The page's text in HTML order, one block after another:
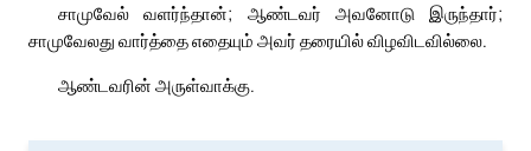
சாமுவேல் வளர்ந்தான்; ஆண்டவர் அவனோடு இருந்தார்;
சாமுவேலது வார்த்தை எதையும் அவர் தரையில் விழவிடவில்லை.
ஆண்டவரின் அருள்வாக்கு.